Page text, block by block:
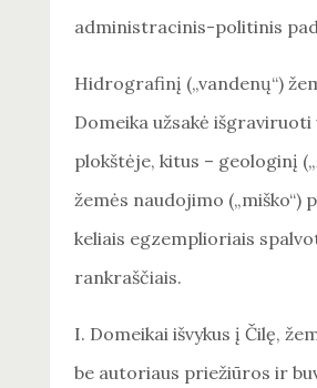
administracinis-politinis
Hidrografinį („vandenų“)
Domeika užsakė išgraviruoti
plokštėje, kitus – geologinį
žemės naudojimo („miško“)
keliais egzemplioriais
rankraščiais.
I. Domeikai išvykus į Čilę,
be autoriaus priežiūros ir